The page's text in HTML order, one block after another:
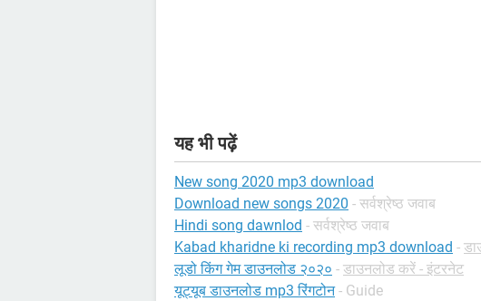
यह भी पढ़ें
New song 2020 mp3 download
Download new songs 2020 - सर्वश्रेष्ठ जवाब
Hindi song dawnlod - सर्वश्रेष्ठ जवाब
Kabad kharidne ki recording mp3 download -
लूडो किंग गेम डाउनलोड २०२० - डाउनलोड करें - इंटरनेट
यूट्यूब डाउनलोड mp3 रिंगटोन - Guide